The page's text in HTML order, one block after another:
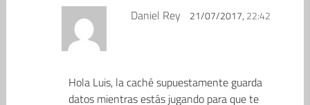
Daniel Rey 21/07/2017, 22:42
Hola Luis, la caché supuestamente guarda
datos mientras estás jugando para que te